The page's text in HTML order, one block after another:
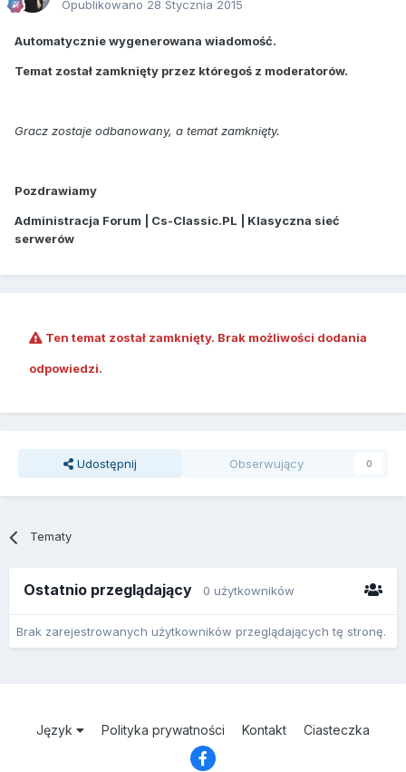
Opublikowano 28 Stycznia 2015
Automatycznie wygenerowana wiadomość.
Temat został zamknięty przez któregoś z moderatorów.
Gracz zostaje odbanowany, a temat zamknięty.
Pozdrawiamy
Administracja Forum | Cs-Classic.PL | Klasyczna sieć
serwerów
Ten temat został zamknięty. Brak możliwości dodania
odpowiedzi.
Udostępnij Obserwujący 0
Tematy
Ostatnio przeglądający 0 użytkowników
Brak zarejestrowanych użytkowników przeglądających tę stronę.
Język Polityka prywatności Kontakt Ciasteczka